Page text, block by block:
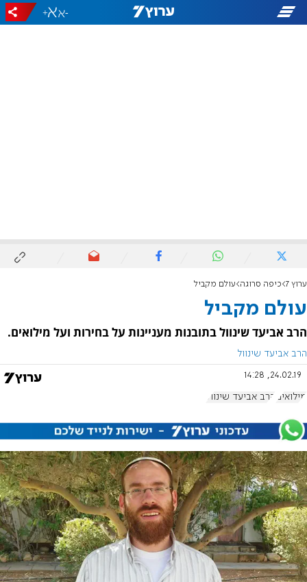
-
+
ערוץ 7 כיפה סרוגה עולם מקביל
עולם מקביל
הרב אביעד שינוול בתובנות מעניינות על בחירות ועל מילואים.
הרב אביעד שינוול
24.02.19, 14:28
מילואים הרב אביעד שינוול